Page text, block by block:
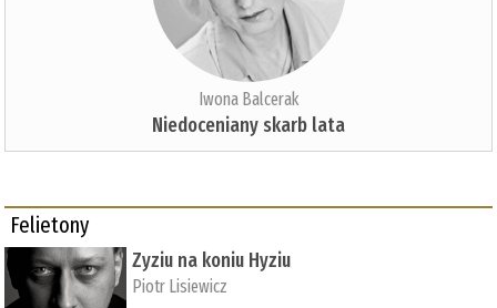
Iwona Balcerak
Niedoceniany skarb lata
Felietony
Zyziu na koniu Hyziu
Piotr Lisiewicz